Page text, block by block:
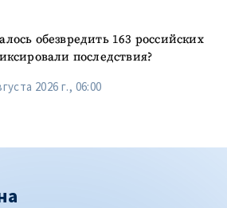
обезвредить 163 российских
последствия?
2026 г., 06:00